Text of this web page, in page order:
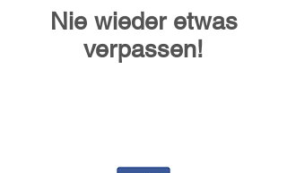
Nie wieder etwas
verpassen!